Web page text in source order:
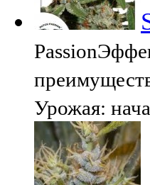
Урожая: